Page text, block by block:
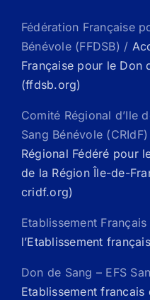
Fédération Française
Bénévole (FFDSB) /
Française pour le Don
(ffdsb.org)
Comité Régional d’Ile
Sang Bénévole
Régional Fédéré pour
de la Région Île-de-
cridf.org)
Etablissement
l’Etablissement
Don de Sang – EFS
Etablissement francais